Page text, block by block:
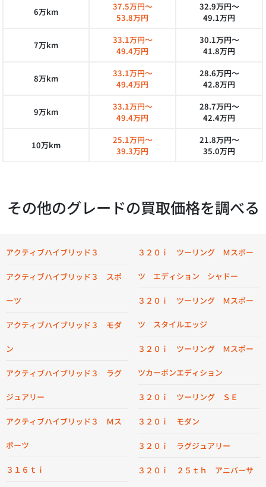
6万km
37.5万円～
53.8万円
32.9万円～
49.1万円
7万km
33.1万円～
49.4万円
30.1万円～
41.8万円
8万km
33.1万円～
49.4万円
28.6万円～
42.8万円
9万km
33.1万円～
49.4万円
28.7万円～
42.4万円
10万km
25.1万円～
39.3万円
21.8万円～
35.0万円
その他のグレードの買取価格を調べる
アクティブハイブリッド３
アクティブハイブリッド３ スポ
ーツ
アクティブハイブリッド３ モダ
ン
アクティブハイブリッド３ ラグ
ジュアリー
アクティブハイブリッド３ Ｍス
ポーツ
３１６ｔｉ
３２０ｉ ツーリング Ｍスポー
ツ エディション シャドー
３２０ｉ ツーリング Ｍスポー
ツ スタイルエッジ
３２０ｉ ツーリング Ｍスポー
ツカーボンエディション
３２０ｉ ツーリング ＳＥ
３２０ｉ モダン
３２０ｉ ラグジュアリー
３２０ｉ ２５ｔｈ アニバーサ